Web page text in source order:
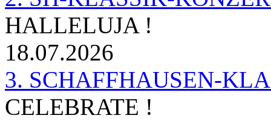
HALLELUJA !
18.07.2026
3. SCHAFFHAUSEN-
CELEBRATE !